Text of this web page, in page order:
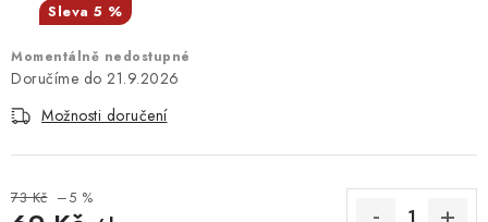
LEPENÍ A SPOJOVÁNÍ
RUČNÍ NÁŘADÍ, PŘÍPRAVKY
KONTAKTY
Momentálně nedostupné
21.9.2026
Možnosti doručení
73 Kč –5 %
5 %